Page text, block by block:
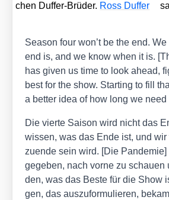
chen Duf­fer-Brü­der. Ross Duf­fer
Sea­son four won’t be the end.
end is, and we know when it is.
has given us time to look ahead,
best for the show. Start­ing to fill
a bet­ter idea of how long we need
Die vier­te Sai­son wird nicht das
wis­sen, was das Ende ist, und
zuen­de sein wird. [Die Pan­de­mie]
gege­ben, nach vor­ne zu
den, was das Bes­te für die Show
gen, das aus­zu­for­mu­lie­ren,